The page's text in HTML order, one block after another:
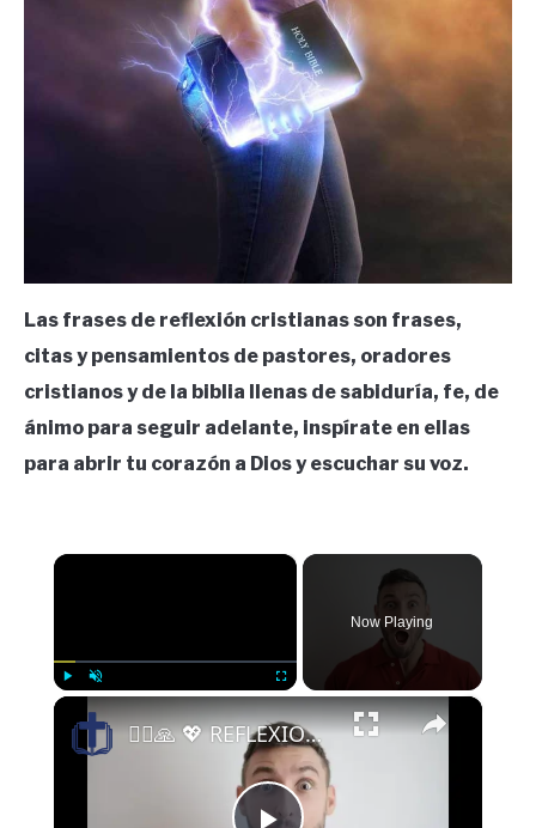
Las frases de reflexión cristianas son frases,
citas y pensamientos de pastores, oradores
cristianos y de la biblia llenas de sabiduría, fe, de
ánimo para seguir adelante, inspírate en ellas
para abrir tu corazón a Dios y escuchar su voz.
×
Now Playing
×
🤦‍♂️🙏 💖 REFLEXIONES DIARIAS DE LA VIDA: NO LO CREERAS #dios #shorts #diosesbueno #reflexion